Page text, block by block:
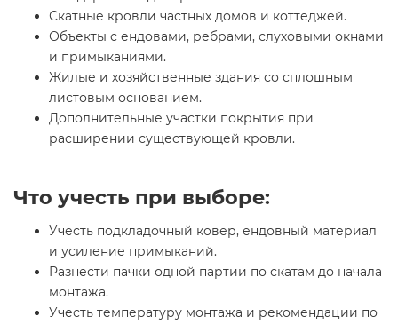
Скатные кровли частных домов и коттеджей.
Объекты с ендовами, ребрами, слуховыми окнами
и примыканиями.
Жилые и хозяйственные здания со сплошным
листовым основанием.
Дополнительные участки покрытия при
расширении существующей кровли.
Что учесть при выборе:
Учесть подкладочный ковер, ендовный материал
и усиление примыканий.
Разнести пачки одной партии по скатам до начала
монтажа.
Учесть температуру монтажа и рекомендации по